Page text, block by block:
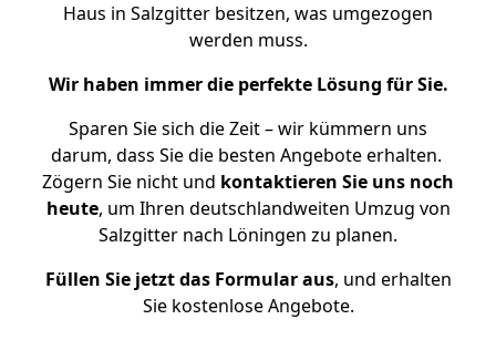
Haus in Salzgitter besitzen, was umgezogen
werden muss.
Wir haben immer die perfekte Lösung für Sie.
Sparen Sie sich die Zeit – wir kümmern uns
darum, dass Sie die besten Angebote erhalten.
Zögern Sie nicht und kontaktieren Sie uns noch
heute, um Ihren deutschlandweiten Umzug von
Salzgitter nach Löningen zu planen.
Füllen Sie jetzt das Formular aus, und erhalten
Sie kostenlose Angebote.